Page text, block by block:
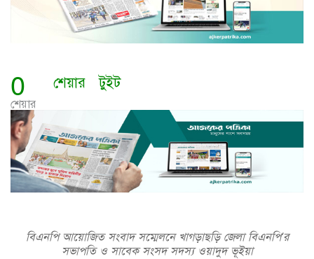
0
শেয়ার
শেয়ার টুইট
বিএনপি আয়োজিত সংবাদ সম্মেলনে খাগড়াছড়ি জেলা বিএনপি’র
সভাপতি ও সাবেক সংসদ সদস্য ওয়াদুদ ভূইয়া